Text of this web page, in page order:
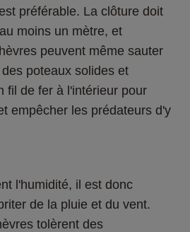
préférable. La clôture doit
moins un mètre, et
peuvent même sauter
poteaux solides et
fil de fer à l'intérieur pour
empêcher les prédateurs d'y
l'humidité, il est donc
de la pluie et du vent.
tolèrent des